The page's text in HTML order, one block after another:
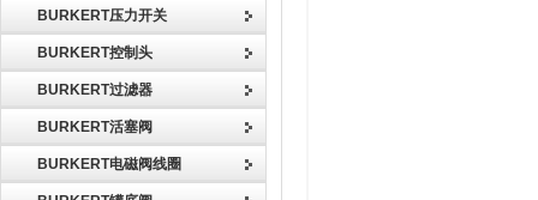
BURKERT压力开关
BURKERT控制头
BURKERT过滤器
BURKERT活塞阀
BURKERT电磁阀线圈